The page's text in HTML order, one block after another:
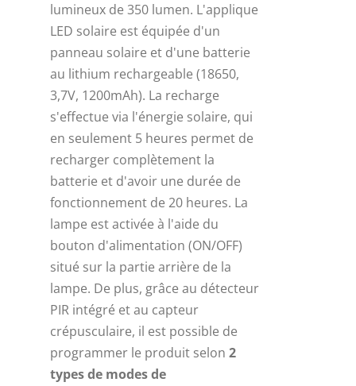
lumineux de 350 lumen. L'applique
LED solaire est équipée d'un
panneau solaire et d'une batterie
au lithium rechargeable (18650,
3,7V, 1200mAh). La recharge
s'effectue via l'énergie solaire, qui
en seulement 5 heures permet de
recharger complètement la
batterie et d'avoir une durée de
fonctionnement de 20 heures. La
lampe est activée à l'aide du
bouton d'alimentation (ON/OFF)
situé sur la partie arrière de la
lampe. De plus, grâce au détecteur
PIR intégré et au capteur
crépusculaire, il est possible de
programmer le produit selon2
types de modes de